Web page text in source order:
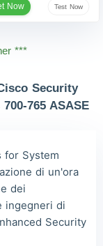
Now Test Now
***
***
***
***
***
Security
765 ASASE
for System
di un'ora
dei
ingegneri di
Security